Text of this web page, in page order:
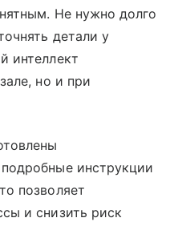
Не нужно долго
детали у
интеллект
но и при
инструкции
позволяет
и снизить риск